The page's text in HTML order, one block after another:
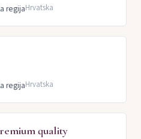
regijaHrvatska
regijaHrvatska
quality